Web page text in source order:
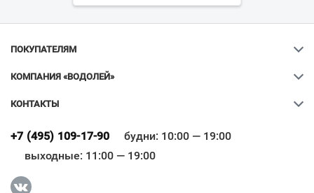
ПОКУПАТЕЛЯМ
КОМПАНИЯ «ВОДОЛЕЙ»
КОНТАКТЫ
+7 (495) 109-17-90
будни: 10:00 — 19:00
выходные: 11:00 — 19:00
Всё верно